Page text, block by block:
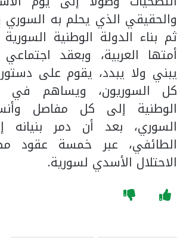
والحقيقي الذي يحلم به السوري
ثم بناء الدولة الوطنية
أمتها العربية، وبعقد
يبني ولا يبدد، يقوم على
كل السوريون، ويساهم في
الوطنية إلى كل مفاصل
السوري، بعد أن دمر بنيانه
الطائفي، عبر خمسة عقود
الاحتلال الأسدي لسورية.